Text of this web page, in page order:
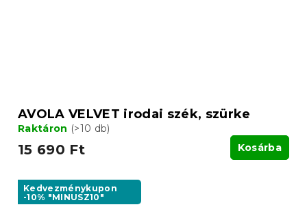
AVOLA VELVET irodai szék, szürke
Raktáron (>10 db)
15 690 Ft Kosárba
Kedvezménykupon
-10% "MINUSZ10"